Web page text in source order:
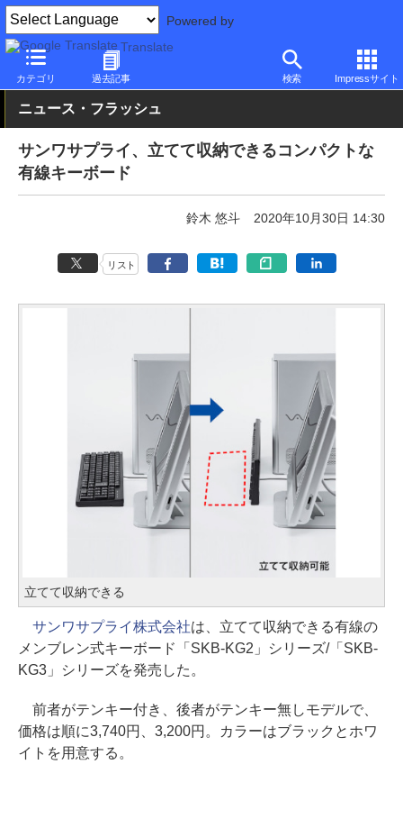
Powered by
Translate
カテゴリ 過去記事 検索 Impressサイト
PC Watch 半導体/周辺機器 有線
ニュース・フラッシュ
サンワサプライ、立てて収納できるコンパクトな
有線キーボード
鈴木 悠斗 2020年10月30日 14:30
リスト
立てて収納できる
サンワサプライ株式会社は、立てて収納できる有線の
メンブレン式キーボード「SKB-KG2」シリーズ/「SKB-
KG3」シリーズを発売した。
前者がテンキー付き、後者がテンキー無しモデルで、
価格は順に3,740円、3,200円。カラーはブラックとホワ
イトを用意する。